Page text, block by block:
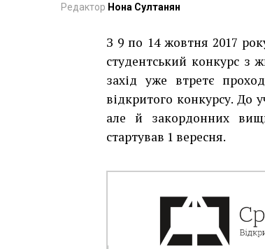
Редактор Нона Султанян
З 9 по 14 жовтня 2017
студентський конкурс з
захід уже втретє
відкритого конкурсу. До
але й закордонних
стартував 1 вересня.